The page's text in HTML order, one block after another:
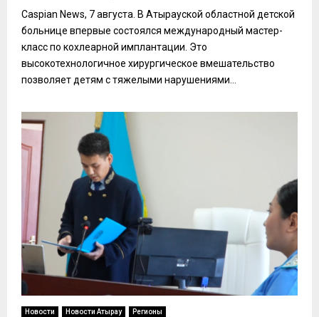
Caspian News, 7 августа. В Атырауской областной детской
больнице впервые состоялся международный мастер-
класс по кохлеарной имплантации. Это
высокотехнологичное хирургическое вмешательство
позволяет детям с тяжелыми нарушениями...
Новости Новости Атырау Регионы